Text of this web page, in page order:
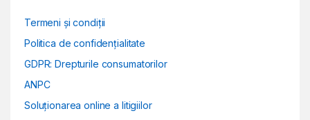
Termeni și condiții
Politica de confidențialitate
GDPR: Drepturile consumatorilor
ANPC
Soluționarea online a litigiilor